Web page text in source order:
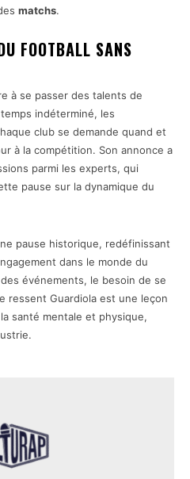
matchs.
FOOTBALL SANS
à se passer des talents de
indéterminé, les
club se demande quand et
à la compétition. Son annonce a
parmi les experts, qui
pause sur la dynamique du
pause historique, redéfinissant
dans le monde du
événements, le besoin de se
ressent Guardiola est une leçon
santé mentale et physique,